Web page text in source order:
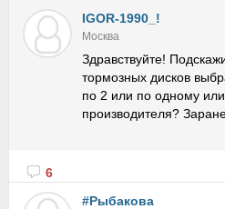
IGOR-1990_!
Москва
Здравствуйте!
тормозных дисков
по 2 или по одному или
производителя?
6
#Рыбакова